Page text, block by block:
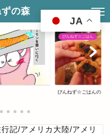
の森
シピ集
アメリカ合衆国
ぴんねずの旅のしおり
記/アメリカ大陸/アメリ
JA